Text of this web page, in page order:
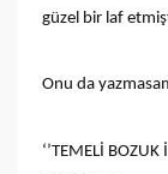
güzel bir laf
Onu da
‘’TEMELİ